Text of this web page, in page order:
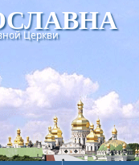
Церкви